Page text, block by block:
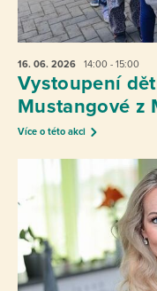
16. 06. 2026 14:00 - 15:00
Vystoupení
Mustangové z
Více o této akci